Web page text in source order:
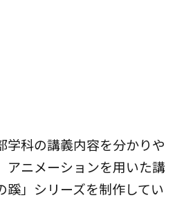
学科の講義内容を分かりや
アニメーションを用いた講
蹊」シリーズを制作してい